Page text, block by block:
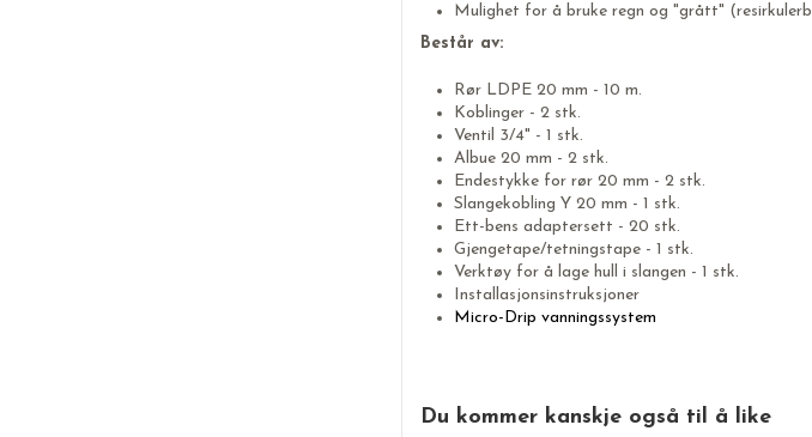
Mulighet for å bruke regn og "grått"
Består av:
Rør LDPE 20 mm - 10 m.
Koblinger - 2 stk.
Ventil 3/4" - 1 stk.
Albue 20 mm - 2 stk.
Endestykke for rør 20 mm - 2 stk.
Slangekobling Y 20 mm - 1 stk.
Ett-bens adaptersett - 20 stk.
Gjengetape/tetningstape - 1 stk.
Verktøy for å lage hull i slangen - 1 stk.
Installasjonsinstruksjoner
Micro-Drip vanningssystem
Du kommer kanskje også til å like